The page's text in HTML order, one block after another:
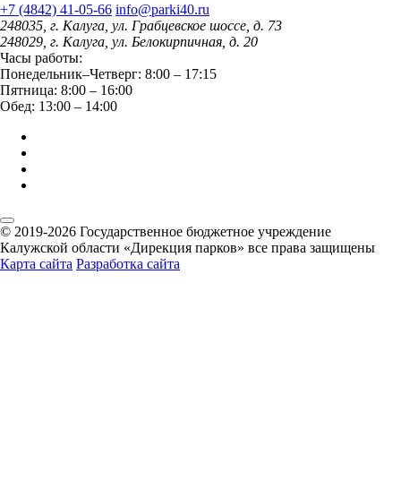
+7 (4842) 41-05-66 info@parki40.ru
248035, г. Калуга, ул. Грабцевское шоссе, д. 73
248029, г. Калуга, ул. Белокирпичная, д. 20
Часы работы:
Понедельник–Четверг: 8:00 – 17:15
Пятница: 8:00 – 16:00
Обед: 13:00 – 14:00
© 2019-2026 Государственное бюджетное учреждение
Калужской области «Дирекция парков» все права защищены
Карта сайта Разработка сайта